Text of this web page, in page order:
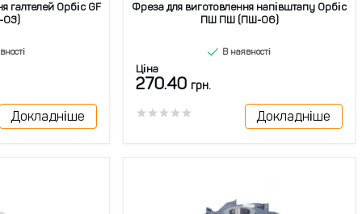
галтелей Орбіс GF
03)
Докладніше
Фреза для виготовлення напівштапу Орбіс
ПШ ПШ (ПШ-06)
В наявності
Ціна
270.40 грн.
Докладніше